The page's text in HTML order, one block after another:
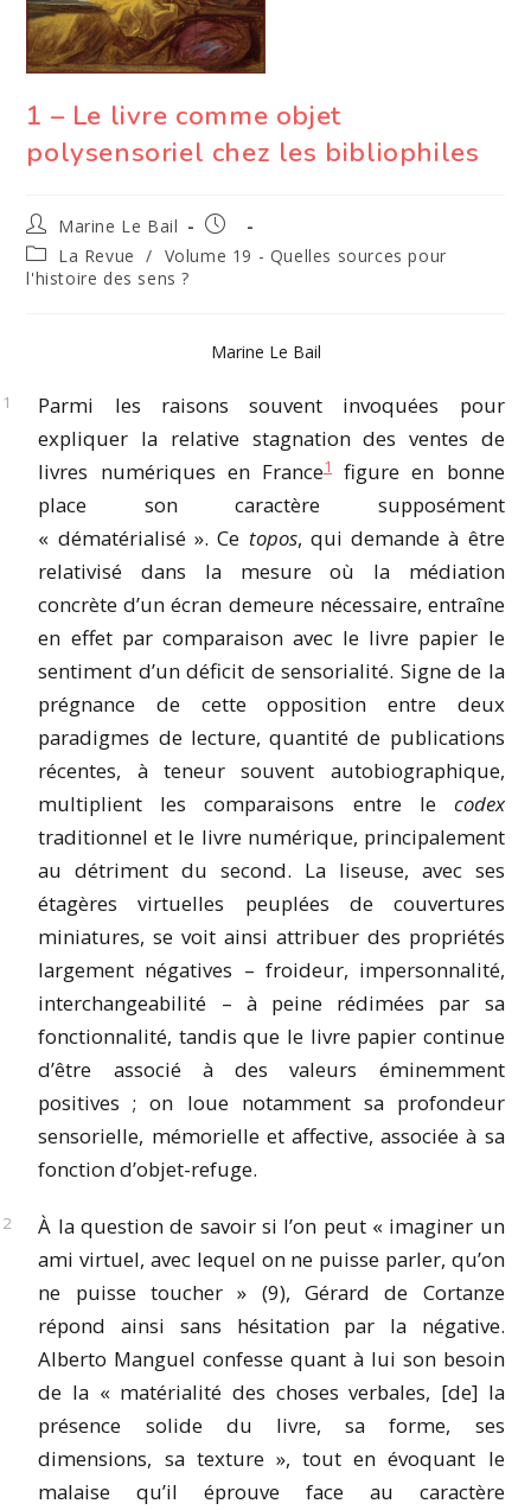
1 – Le livre comme objet
polysensoriel chez les bibliophiles
Auteur/autrice
de
la
publication :
Marine Le Bail
Publication
publiée :
Post
category:
La Revue / Volume 19 - Quelles sources pour
l'histoire des sens ?
Marine Le Bail
Parmi les raisons souvent invoquées pour
expliquer la relative stagnation des ventes de
livres numériques en France1
figure en bonne
place son caractère supposément
« dématérialisé ». Ce topos, qui demande à être
relativisé dans la mesure où la médiation
concrète d’un écran demeure nécessaire, entraîne
en effet par comparaison avec le livre papier le
sentiment d’un déficit de sensorialité. Signe de la
prégnance de cette opposition entre deux
paradigmes de lecture, quantité de publications
récentes, à teneur souvent autobiographique,
multiplient les comparaisons entre le codex
traditionnel et le livre numérique, principalement
au détriment du second. La liseuse, avec ses
étagères virtuelles peuplées de couvertures
miniatures, se voit ainsi attribuer des propriétés
largement négatives – froideur, impersonnalité,
interchangeabilité – à peine rédimées par sa
fonctionnalité, tandis que le livre papier continue
d’être associé à des valeurs éminemment
positives ; on loue notamment sa profondeur
sensorielle, mémorielle et affective, associée à sa
fonction d’objet-refuge.
À la question de savoir si l’on peut « imaginer un
ami virtuel, avec lequel on ne puisse parler, qu’on
ne puisse toucher » (9), Gérard de Cortanze
répond ainsi sans hésitation par la négative.
Alberto Manguel confesse quant à lui son besoin
de la « matérialité des choses verbales, [de] la
présence solide du livre, sa forme, ses
dimensions, sa texture », tout en évoquant le
malaise qu’il éprouve face au caractère